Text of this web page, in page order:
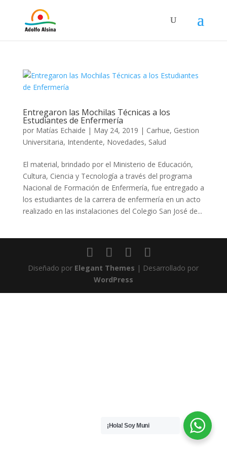
Entregaron las Mochilas Técnicas a los
Estudiantes de Enfermería
por Matías Echaide | May 24, 2019 | Carhue, Gestion
Universitaria, Intendente, Novedades, Salud
El material, brindado por el Ministerio de Educación,
Cultura, Ciencia y Tecnología a través del programa
Nacional de Formación de Enfermería, fue entregado a
los estudiantes de la carrera de enfermería en un acto
realizado en las instalaciones del Colegio San José de...
Diseñado por Elegant Themes | Desarrollado por
WordPress
¡Hola! Soy Muni